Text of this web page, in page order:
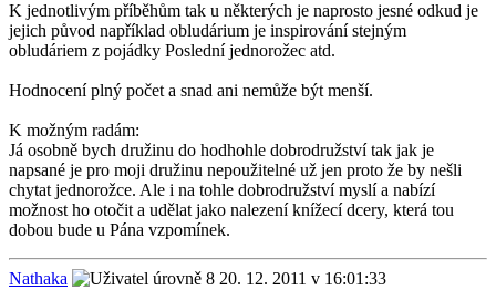
K jednotlivým příběhům tak u některých je naprosto jesné odkud je
jejich původ například obludárium je inspirování stejným
obludáriem z pojádky Poslední jednorožec atd.
Hodnocení plný počet a snad ani nemůže být menší.
K možným radám:
Já osobně bych družinu do hodhohle dobrodružství tak jak je
napsané je pro moji družinu nepoužitelné už jen proto že by nešli
chytat jednorožce. Ale i na tohle dobrodružství myslí a nabízí
možnost ho otočit a udělat jako nalezení knížecí dcery, která tou
dobou bude u Pána vzpomínek.
Nathaka
20. 12. 2011 v 16:01:33